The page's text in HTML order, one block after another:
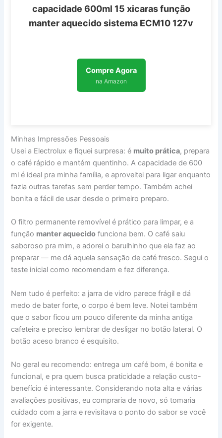
capacidade 600ml 15 xicaras função
manter aquecido sistema ECM10 127v
Compre Agora
na Amazon
Minhas Impressões Pessoais
Usei a Electrolux e fiquei surpresa: é muito prática, prepara
o café rápido e mantém quentinho. A capacidade de 600
ml é ideal pra minha família, e aproveitei para ligar enquanto
fazia outras tarefas sem perder tempo. Também achei
bonita e fácil de usar desde o primeiro preparo.
O filtro permanente removível é prático para limpar, e a
função manter aquecido funciona bem. O café saiu
saboroso pra mim, e adorei o barulhinho que ela faz ao
preparar — me dá aquela sensação de café fresco. Segui o
teste inicial como recomendam e fez diferença.
Nem tudo é perfeito: a jarra de vidro parece frágil e dá
medo de bater forte, o corpo é bem leve. Notei também
que o sabor ficou um pouco diferente da minha antiga
cafeteira e preciso lembrar de desligar no botão lateral. O
botão aceso branco é esquisito.
No geral eu recomendo: entrega um café bom, é bonita e
funcional, e pra quem busca praticidade a relação custo-
benefício é interessante. Considerando nota alta e várias
avaliações positivas, eu compraria de novo, só tomaria
cuidado com a jarra e revisitava o ponto do sabor se você
for exigente.